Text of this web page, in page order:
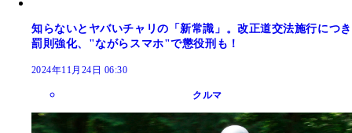
知らないとヤバいチャリの「新常識」。改正道交法施行につき
罰則強化、"ながらスマホ"で懲役刑も！
2024年11月24日 06:30
クルマ